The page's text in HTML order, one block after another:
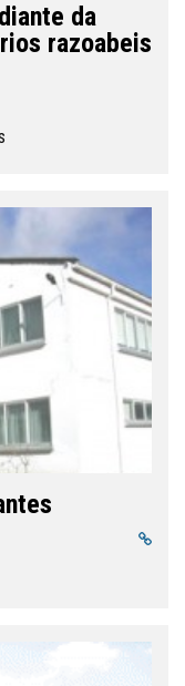
da
razoabeis